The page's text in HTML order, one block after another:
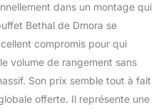
dans un montage qui
Bethal de Dmora se
compromis pour qui
volume de rangement sans
Son prix semble tout à fait
offerte. Il représente une